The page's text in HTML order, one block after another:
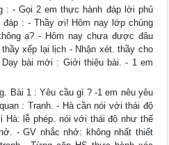
: - Gọi 2 em thực hành đáp lời phủ
: - Thầy ơi! Hôm nay lớp chúng
ạ? - Hôm nay chưa được đâu
xếp lại lịch - Nhận xét. thầy cho
bài mới : Giới thiệu bài. - 1 em
Bài 1 : Yêu cầu gì ? -1 em nêu yêu
: Tranh. - Hà cần nói với thái độ
Hà: lễ phép. nói với thái độ như thế
- GV nhắc nhở: không nhất thiết